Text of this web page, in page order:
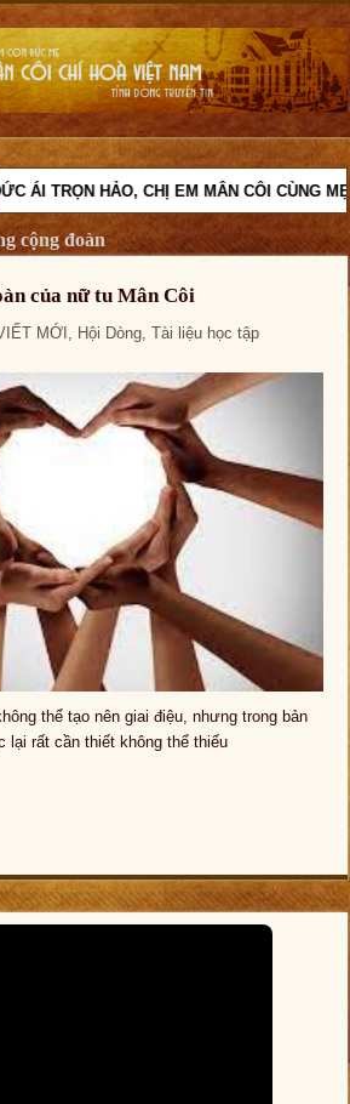
TRỌN HẢO, CHỊ EM MÂN CÔI CÙNG MẸ
cộng đoàn
của nữ tu Mân Côi
MỚI , Hội Dòng,Tài liệu học tập
thể tạo nên giai điệu, nhưng trong bản
lại rất cần thiết không thể thiếu